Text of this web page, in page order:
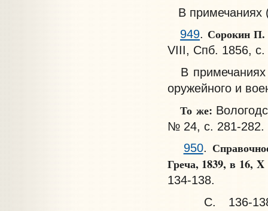
В примечаниях
949. Сорокин
VIII, Спб. 1856, с.
В примечаниях
оружейного и
То же:
№ 24, с. 281-282.
950.
Греча, 1839, в 16,
134-138.
С. 136-138.